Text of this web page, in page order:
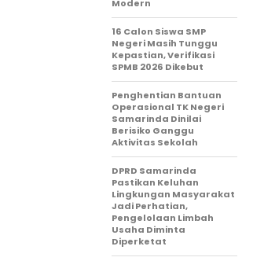
Modern
16 Calon Siswa SMP
Negeri Masih Tunggu
Kepastian, Verifikasi
SPMB 2026 Dikebut
Penghentian Bantuan
Operasional TK Negeri
Samarinda Dinilai
Berisiko Ganggu
Aktivitas Sekolah
DPRD Samarinda
Pastikan Keluhan
Lingkungan Masyarakat
Jadi Perhatian,
Pengelolaan Limbah
Usaha Diminta
Diperketat